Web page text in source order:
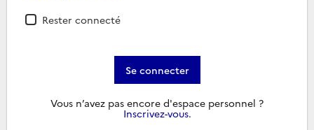
Rester connecté
Se connecter
Vous n’avez pas encore d'espace personnel ?
Inscrivez-vous.